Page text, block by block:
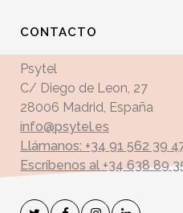
CONTACTO
Psytel
C/ Diego de Leon, 27
28006 Madrid, España
info@psytel.es
Llámanos: +34 91 562 39
Escríbenos al +34 638 89